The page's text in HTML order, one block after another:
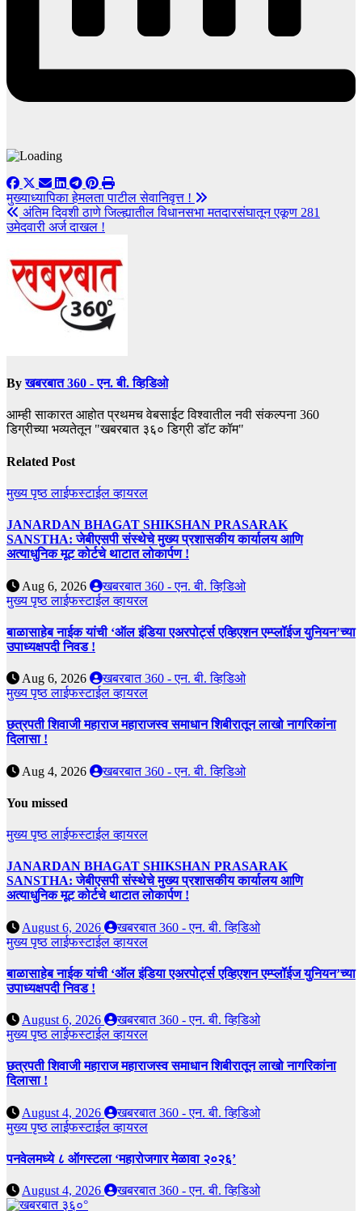
Post
navigation
मुख्याध्यापिका हेमलता पाटील सेवानिवृत्त !
अंतिम दिवशी ठाणे जिल्ह्यातील विधानसभा मतदारसंघातून एकूण 281
उमेदवारी अर्ज दाखल !
Byखबरबात 360 - एन. बी. व्हिडिओ
आम्ही साकारत आहोत प्रथमच वेबसाईट विश्वातील नवी संकल्पना 360
डिग्रीच्या भव्यतेतून "खबरबात ३६० डिग्री डॉट कॉम"
Related Post
मुख्य पृष्ठलाईफस्टाईलव्हायरल
JANARDAN BHAGAT SHIKSHAN PRASARAK
SANSTHA: जेबीएसपी संस्थेचे मुख्य प्रशासकीय कार्यालय आणि
अत्याधुनिक मूट कोर्टचे थाटात लोकार्पण !
Aug 6, 2026
खबरबात 360 - एन. बी. व्हिडिओ
मुख्य पृष्ठलाईफस्टाईलव्हायरल
बाळासाहेब नाईक यांची ‘ऑल इंडिया एअरपोर्ट्स एव्हिएशन एम्प्लॉईज युनियन’च्या
उपाध्यक्षपदी निवड !
Aug 6, 2026
खबरबात 360 - एन. बी. व्हिडिओ
मुख्य पृष्ठलाईफस्टाईलव्हायरल
छत्रपती शिवाजी महाराज महाराजस्व समाधान शिबीरातून लाखो नागरिकांना
दिलासा !
Aug 4, 2026 खबरबात 360 - एन. बी. व्हिडिओ
You missed
मुख्य पृष्ठलाईफस्टाईलव्हायरल
JANARDAN BHAGAT SHIKSHAN PRASARAK
SANSTHA: जेबीएसपी संस्थेचे मुख्य प्रशासकीय कार्यालय आणि
अत्याधुनिक मूट कोर्टचे थाटात लोकार्पण !
August 6, 2026
खबरबात 360 - एन. बी. व्हिडिओ
मुख्य पृष्ठलाईफस्टाईलव्हायरल
बाळासाहेब नाईक यांची ‘ऑल इंडिया एअरपोर्ट्स एव्हिएशन एम्प्लॉईज युनियन’च्या
उपाध्यक्षपदी निवड !
August 6, 2026
खबरबात 360 - एन. बी. व्हिडिओ
मुख्य पृष्ठलाईफस्टाईलव्हायरल
छत्रपती शिवाजी महाराज महाराजस्व समाधान शिबीरातून लाखो नागरिकांना
दिलासा !
August 4, 2026
खबरबात 360 - एन. बी. व्हिडिओ
मुख्य पृष्ठलाईफस्टाईलव्हायरल
पनवेलमध्ये ८ ऑगस्टला ‘महारोजगार मेळावा २०२६’
August 4, 2026 खबरबात 360 - एन. बी. व्हिडिओ